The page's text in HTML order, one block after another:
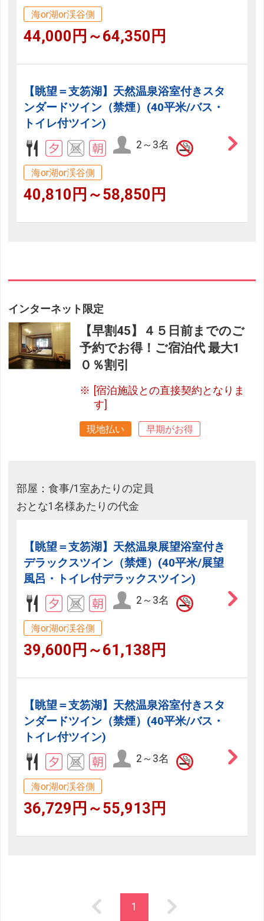
海or湖or渓谷側
44,000円～64,350円
【眺望＝支笏湖】天然温泉浴室付きスタ
ンダードツイン（禁煙）(40平米/バス・
トイレ付ツイン)
2～3名
海or湖or渓谷側
40,810円～58,850円
インターネット限定
【早割45】４５日前までのご
予約でお得！ご宿泊代 最大1
０％割引
[宿泊施設との直接契約となりま
す]
現地払い 早期がお得
部屋：食事/1室あたりの定員
おとな1名様あたりの代金
【眺望＝支笏湖】天然温泉展望浴室付き
デラックスツイン（禁煙）(40平米/展望
風呂・トイレ付デラックスツイン)
2～3名
海or湖or渓谷側
39,600円～61,138円
【眺望＝支笏湖】天然温泉浴室付きスタ
ンダードツイン（禁煙）(40平米/バス・
トイレ付ツイン)
2～3名
海or湖or渓谷側
36,729円～55,913円
1